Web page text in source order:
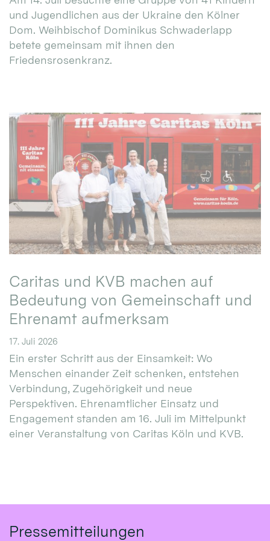
und Jugendlichen aus der Ukraine den Kölner
Dom. Weihbischof Dominikus Schwaderlapp
betete gemeinsam mit ihnen den
Friedensrosenkranz.
Caritas und KVB machen auf
Bedeutung von Gemeinschaft und
Ehrenamt aufmerksam
17. Juli 2026
Ein erster Schritt aus der Einsamkeit: Wo
Menschen einander Zeit schenken, entstehen
Verbindung, Zugehörigkeit und neue
Perspektiven. Ehrenamtlicher Einsatz und
Engagement standen am 16. Juli im Mittelpunkt
einer Veranstaltung von Caritas Köln und KVB.
Pressemitteilungen